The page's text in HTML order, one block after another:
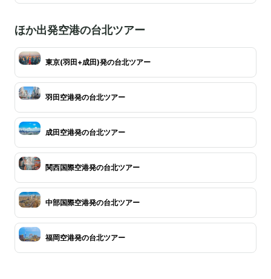
ほか出発空港の台北ツアー
東京(羽田+成田)発の台北ツアー
羽田空港発の台北ツアー
成田空港発の台北ツアー
関西国際空港発の台北ツアー
中部国際空港発の台北ツアー
福岡空港発の台北ツアー